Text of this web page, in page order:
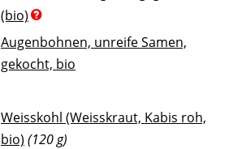
(bio)
Augenbohnen, unreife Samen,
gekocht, bio
Weisskohl (Weisskraut, Kabis roh,
bio) (120 g)